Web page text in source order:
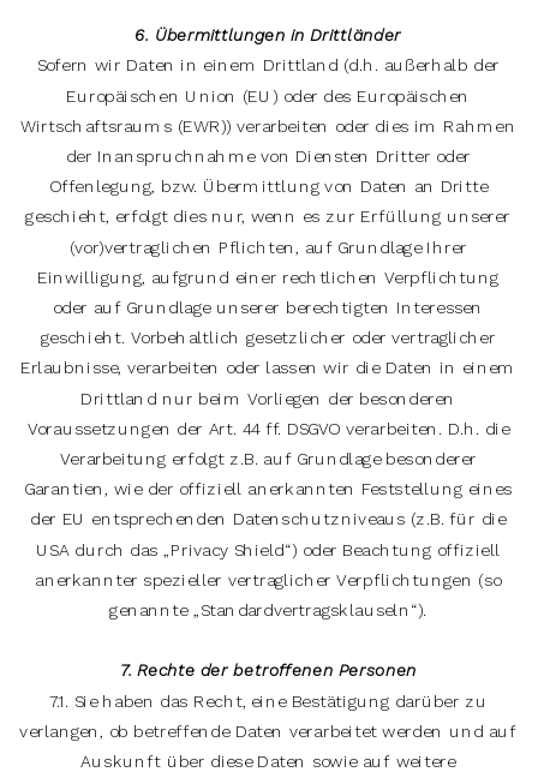
6. Übermittlungen in Drittländer
Sofern wir Daten in einem Drittland (d.h. außerhalb der
Europäischen Union (EU) oder des Europäischen
Wirtschaftsraums (EWR)) verarbeiten oder dies im Rahmen
der Inanspruchnahme von Diensten Dritter oder
Offenlegung, bzw. Übermittlung von Daten an Dritte
geschieht, erfolgt dies nur, wenn es zur Erfüllung unserer
(vor)vertraglichen Pflichten, auf Grundlage Ihrer
Einwilligung, aufgrund einer rechtlichen Verpflichtung
oder auf Grundlage unserer berechtigten Interessen
geschieht. Vorbehaltlich gesetzlicher oder vertraglicher
Erlaubnisse, verarbeiten oder lassen wir die Daten in einem
Drittland nur beim Vorliegen der besonderen
Voraussetzungen der Art. 44 ff. DSGVO verarbeiten. D.h. die
Verarbeitung erfolgt z.B. auf Grundlage besonderer
Garantien, wie der offiziell anerkannten Feststellung eines
der EU entsprechenden Datenschutzniveaus (z.B. für die
USA durch das „Privacy Shield“) oder Beachtung offiziell
anerkannter spezieller vertraglicher Verpflichtungen (so
genannte „Standardvertragsklauseln“).
7. Rechte der betroffenen Personen
7.1. Sie haben das Recht, eine Bestätigung darüber zu
verlangen, ob betreffende Daten verarbeitet werden und auf
Auskunft über diese Daten sowie auf weitere